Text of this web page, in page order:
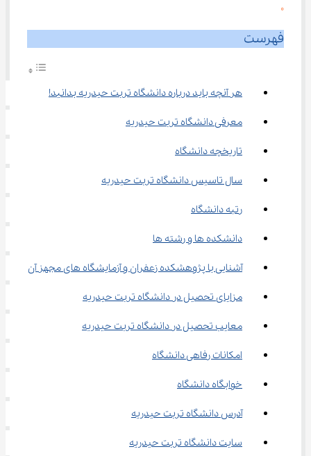
0
فهرست
هر آنچه باید درباره دانشگاه تربت حیدریه بدانید!
معرفی دانشگاه تربت حیدریه
تاریخچه دانشگاه
سال تاسیس دانشگاه تربت حیدریه
رتبه دانشگاه
دانشکده ها و رشته ها
آشنایی با پژوهشکده زعفران و آزمایشگاه‌ های مجهز آن
مزایای تحصیل در دانشگاه تربت حیدریه
معایب تحصیل در دانشگاه تربت حیدریه
امکانات رفاهی دانشگاه
خوابگاه دانشگاه
آدرس دانشگاه تربت حیدریه
سایت دانشگاه تربت حیدریه